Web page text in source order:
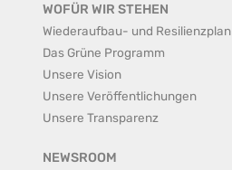
WOFÜR WIR STEHEN
Wiederaufbau- und Resilienzplan
Das Grüne Programm
Unsere Vision
Unsere Veröffentlichungen
Unsere Transparenz
NEWSROOM